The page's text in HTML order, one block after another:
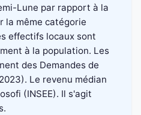
Lune par rapport à la
la même catégorie
effectifs locaux sont
à la population. Les
des Demandes de
Le revenu médian
(INSEE). Il s'agit